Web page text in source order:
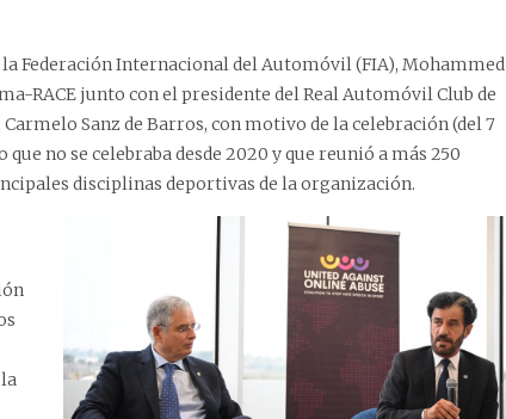
Federación Internacional del Automóvil (FIA), Mohammed
RACE junto con el presidente del Real Automóvil Club de
Carmelo Sanz de Barros, con motivo de la celebración (del 7
no se celebraba desde 2020 y que reunió a más 250
disciplinas deportivas de la organización.